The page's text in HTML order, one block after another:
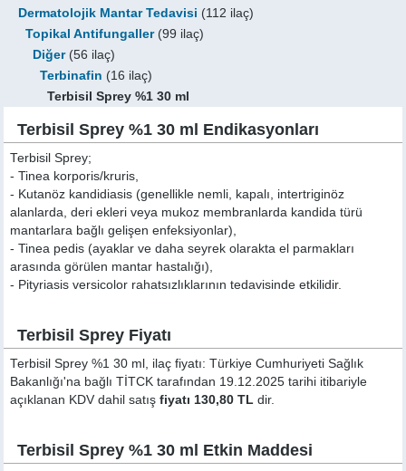
Dermatolojik Mantar Tedavisi (112 ilaç)
Topikal Antifungaller(99 ilaç)
Diğer(56 ilaç)
Terbinafin (16 ilaç)
Terbisil Sprey %1 30 ml
Terbisil Sprey %1 30 ml Endikasyonları
Terbisil Sprey;
- Tinea korporis/kruris,
- Kutanöz kandidiasis (genellikle nemli, kapalı, intertriginöz
alanlarda, deri ekleri veya mukoz membranlarda kandida türü
mantarlara bağlı gelişen enfeksiyonlar),
- Tinea pedis (ayaklar ve daha seyrek olarakta el parmakları
arasında görülen mantar hastalığı),
- Pityriasis versicolor rahatsızlıklarının tedavisinde etkilidir.
Terbisil Sprey Fiyatı
Terbisil Sprey %1 30 ml, ilaç fiyatı: Türkiye Cumhuriyeti Sağlık
Bakanlığı'na bağlı TİTCK tarafından 19.12.2025 tarihi itibariyle
açıklanan KDV dahil satışfiyatı 130,80 TL dir.
Terbisil Sprey %1 30 ml Etkin Maddesi